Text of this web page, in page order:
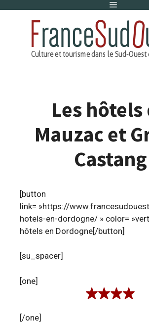
Menu
Les hôtels
Mauzac et
Castang
[button
link= »https://
hotels-en-dordogne/ » color=
hôtels en Dordogne[/button]
[su_spacer]
[one]
[/one]